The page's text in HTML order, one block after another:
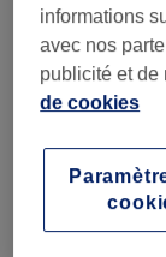
Manucure Et
Appuyez sur
informations
avec nos
publicité et de
de cookies